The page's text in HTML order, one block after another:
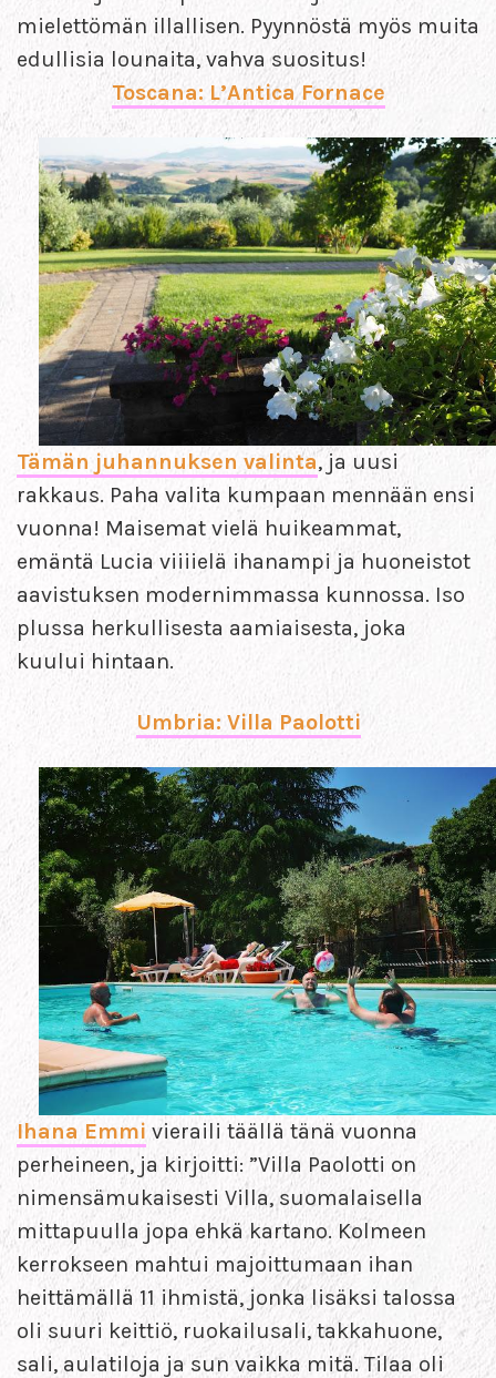
mielettömän illallisen. Pyynnöstä myös muita
edullisia lounaita, vahva suositus!
Toscana: L’Antica Fornace
Tämän juhannuksen valinta, ja uusi
rakkaus. Paha valita kumpaan mennään ensi
vuonna! Maisemat vielä huikeammat,
emäntä Lucia viiiielä ihanampi ja huoneistot
aavistuksen modernimmassa kunnossa. Iso
plussa herkullisesta aamiaisesta, joka
kuului hintaan.
Umbria: Villa Paolotti
Ihana Emmi vieraili täällä tänä vuonna
perheineen, ja kirjoitti: ”Villa Paolotti on
nimensämukaisesti Villa, suomalaisella
mittapuulla jopa ehkä kartano. Kolmeen
kerrokseen mahtui majoittumaan ihan
heittämällä 11 ihmistä, jonka lisäksi talossa
oli suuri keittiö, ruokailusali, takkahuone,
sali, aulatiloja ja sun vaikka mitä. Tilaa oli